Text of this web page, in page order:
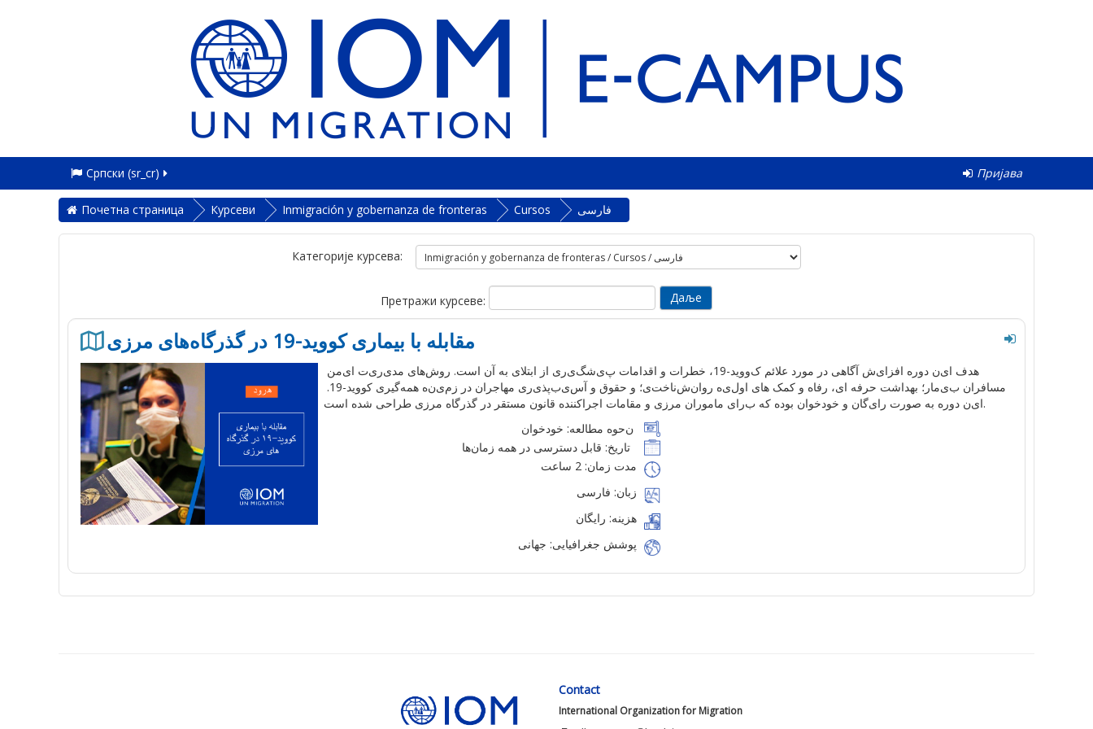
Пријава
Српски ‎(sr_cr)‎
Почетна страница Курсеви Inmigración y gobernanza de fronteras Cursos فارسی
Категорије курсева:
Претражи курсеве:
مقابله با بیماری کووید-19 در گذرگاه‌های مرزی
هدف این دوره افزایش آگاهی در مورد علائم کووید-19 ، خطرات و اقدامات پیشگیر ی از ابتلای به آن است. روشهای مدیر یت ایمن
مسافران بیمار ؛ بهداشت حرفه ای، رفاه و کمک های اولیه روان‌شناختی؛ و حقوق وآسیبپذیر ی مهاجران در زمینه همه‌گیری کووید-19.
این دوره به صورت رایگان و خودخوان بوده که برای ماموران مرز ی و مقامات اجراکننده قانون مستقر در گذرگاه مرزی طراحی شده است
.
نحوه مطالعه: خودخوان
تاریخ: قابل دسترسی در همه زمان‌ها
مدت زمان: 2 ساعت
زبان: فارسی
هزینه: رایگان
پوشش جغرافیایی: جهانی
Contact
International Organization for Migration